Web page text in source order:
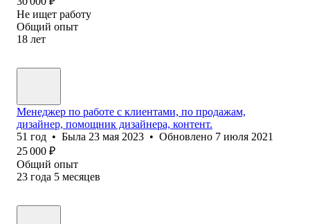
Не ищет работу
Общий опыт
18 лет
Менеджер по работе с клиентами, по продажам,
дизайнер, помощник дизайнера, контент.
51 год • Была 23 мая 2023 • Обновлено 7 июля 2021
25 000 ₽
Общий опыт
23 года 5 месяцев